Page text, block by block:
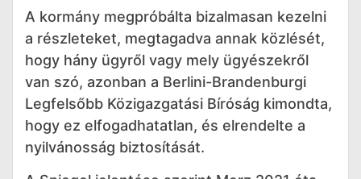
A kormány megpróbálta bizalmasan kezelni
a részleteket, megtagadva annak közlését,
hogy hány ügyről vagy mely ügyészekről
van szó, azonban a Berlini-Brandenburgi
Legfelsőbb Közigazgatási Bíróság kimondta,
hogy ez elfogadhatatlan, és elrendelte a
nyilvánosság biztosítását.